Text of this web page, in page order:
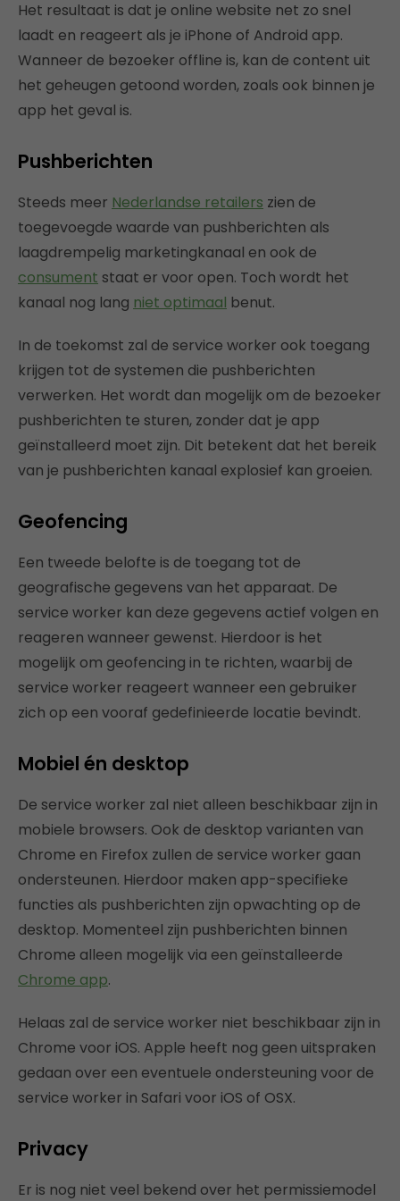
Het resultaat is dat je online website net zo snel
laadt en reageert als je iPhone of Android app.
Wanneer de bezoeker offline is, kan de content uit
het geheugen getoond worden, zoals ook binnen je
app het geval is.
Pushberichten
Steeds meer Nederlandse retailers zien de
toegevoegde waarde van pushberichten als
laagdrempelig marketingkanaal en ook de
consument staat er voor open. Toch wordt het
kanaal nog lang niet optimaal benut.
In de toekomst zal de service worker ook toegang
krijgen tot de systemen die pushberichten
verwerken. Het wordt dan mogelijk om de bezoeker
pushberichten te sturen, zonder dat je app
geïnstalleerd moet zijn. Dit betekent dat het bereik
van je pushberichten kanaal explosief kan groeien.
Geofencing
Een tweede belofte is de toegang tot de
geografische gegevens van het apparaat. De
service worker kan deze gegevens actief volgen en
reageren wanneer gewenst. Hierdoor is het
mogelijk om geofencing in te richten, waarbij de
service worker reageert wanneer een gebruiker
zich op een vooraf gedefinieerde locatie bevindt.
Mobiel én desktop
De service worker zal niet alleen beschikbaar zijn in
mobiele browsers. Ook de desktop varianten van
Chrome en Firefox zullen de service worker gaan
ondersteunen. Hierdoor maken app-specifieke
functies als pushberichten zijn opwachting op de
desktop. Momenteel zijn pushberichten binnen
Chrome alleen mogelijk via een geïnstalleerde
Chrome app.
Helaas zal de service worker niet beschikbaar zijn in
Chrome voor iOS. Apple heeft nog geen uitspraken
gedaan over een eventuele ondersteuning voor de
service worker in Safari voor iOS of OSX.
Privacy
Er is nog niet veel bekend over het permissiemodel